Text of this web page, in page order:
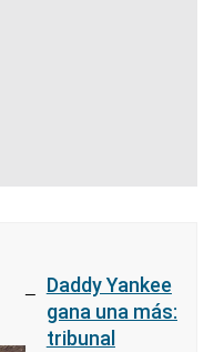
Daddy Yankee
gana una más:
tribunal